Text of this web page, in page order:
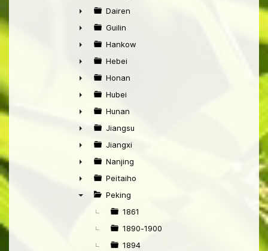
►
►
Dairen
►
Guilin
►
Hankow
►
Hebei
►
Honan
►
Hubei
►
Hunan
►
Jiangsu
►
Jiangxi
►
Nanjing
►
Peitaiho
Peking
1861
1890-1900
1894